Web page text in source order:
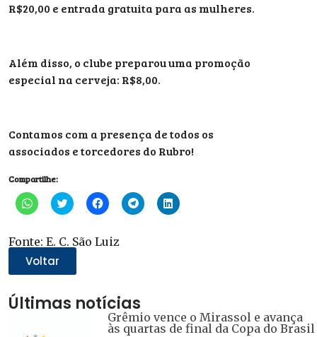
R$20,00 e entrada gratuita para as mulheres.
Além disso, o clube preparou uma promoção
especial na cerveja: R$8,00.
Contamos com a presença de todos os
associados e torcedores do Rubro!
Compartilhe:
Clique
para
WhatsApp(abre
em
nova
janela)
Clique
para
Twitter(abre
em
Clique
para
Facebook(abre
em
Clique
para
Clique
para
Fonte: E. C. São Luiz
Voltar
Últimas notícias
Grêmio vence o Mirassol e avança
às quartas de final da Copa do Brasil